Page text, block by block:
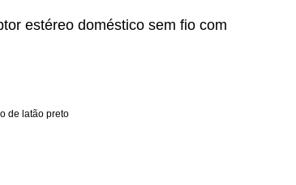
estéreo doméstico sem fio com
de latão preto